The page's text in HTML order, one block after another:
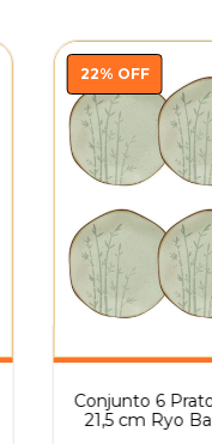
22% OFF
Conjunto 6
21,5 cm Ryo